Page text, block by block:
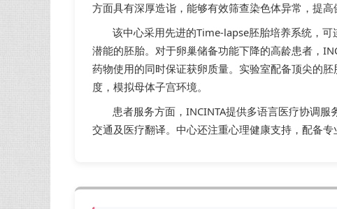
方面具有深厚造诣，能够有效筛查染色体异常，提高
该中心采用先进的Time-lapse胚胎培养系统，
潜能的胚胎。对于卵巢储备功能下降的高龄患者，
药物使用的同时保证获卵质量。实验室配备顶尖的
度，模拟母体子宫环境。
患者服务方面，INCINTA提供多语言医疗协调服
交通及医疗翻译。中心还注重心理健康支持，配备